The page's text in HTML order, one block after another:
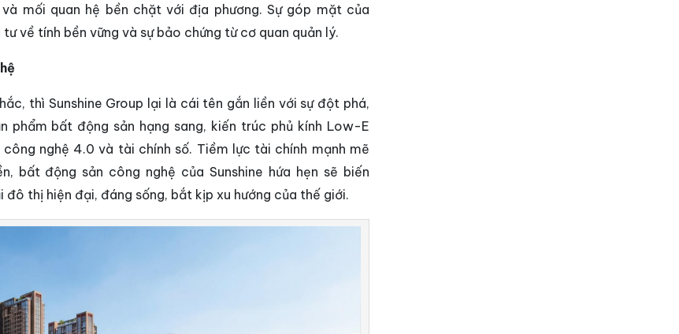
mối quan hệ bền chặt với địa phương. Sự góp mặt của
về tính bền vững và sự bảo chứng từ cơ quan quản lý.
thì Sunshine Group lại là cái tên gắn liền với sự đột phá,
phẩm bất động sản hạng sang, kiến trúc phủ kính Low-E
nghệ 4.0 và tài chính số. Tiềm lực tài chính mạnh mẽ
bất động sản công nghệ của Sunshine hứa hẹn sẽ biến
thị hiện đại, đáng sống, bắt kịp xu hướng của thế giới.